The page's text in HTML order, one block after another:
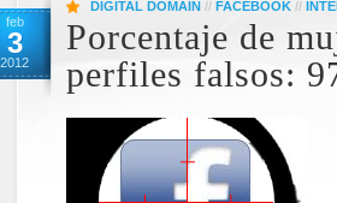
feb
3
2012
DIGITAL DOMAIN // FACEBOOK //
Porcentaje de
perfiles falsos: